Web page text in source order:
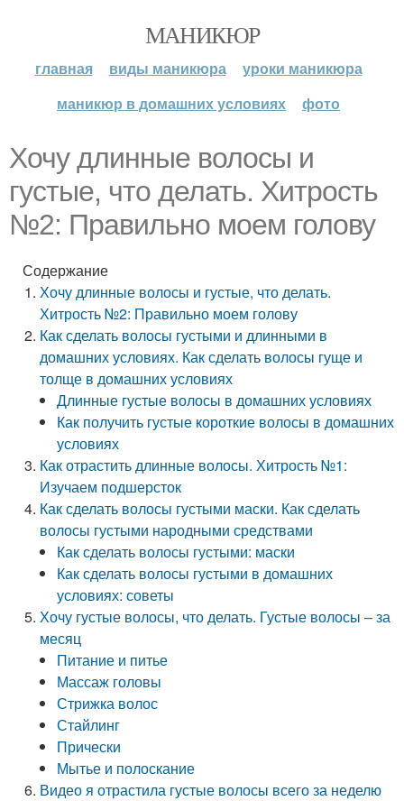
МАНИКЮР
главная виды маникюра
уроки маникюра
маникюр в домашних условиях
фото
Хочу длинные волосы и
густые, что делать. Хитрость
№2: Правильно моем голову
Содержание
Хочу длинные волосы и густые, что делать.
Хитрость №2: Правильно моем голову
Как сделать волосы густыми и длинными в
домашних условиях. Как сделать волосы гуще и
толще в домашних условиях
Длинные густые волосы в домашних условиях
Как получить густые короткие волосы в домашних
условиях
Как отрастить длинные волосы. Хитрость №1:
Изучаем подшерсток
Как сделать волосы густыми маски. Как сделать
волосы густыми народными средствами
Как сделать волосы густыми: маски
Как сделать волосы густыми в домашних
условиях: советы
Хочу густые волосы, что делать. Густые волосы – за
месяц
Питание и питье
Массаж головы
Стрижка волос
Стайлинг
Прически
Мытье и полоскание
Видео я отрастила густые волосы всего за неделю